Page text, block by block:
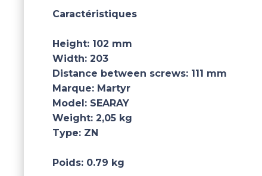
Caractéristiques
Height: 102 mm
Width: 203
Distance between screws: 111 mm
Marque: Martyr
Model: SEARAY
Weight: 2,05 kg
Type: ZN
Poids: 0.79 kg